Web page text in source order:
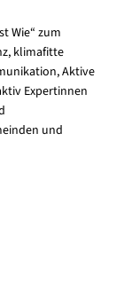
Wie“ zum
klimafitte
Aktive
Expertinnen
und